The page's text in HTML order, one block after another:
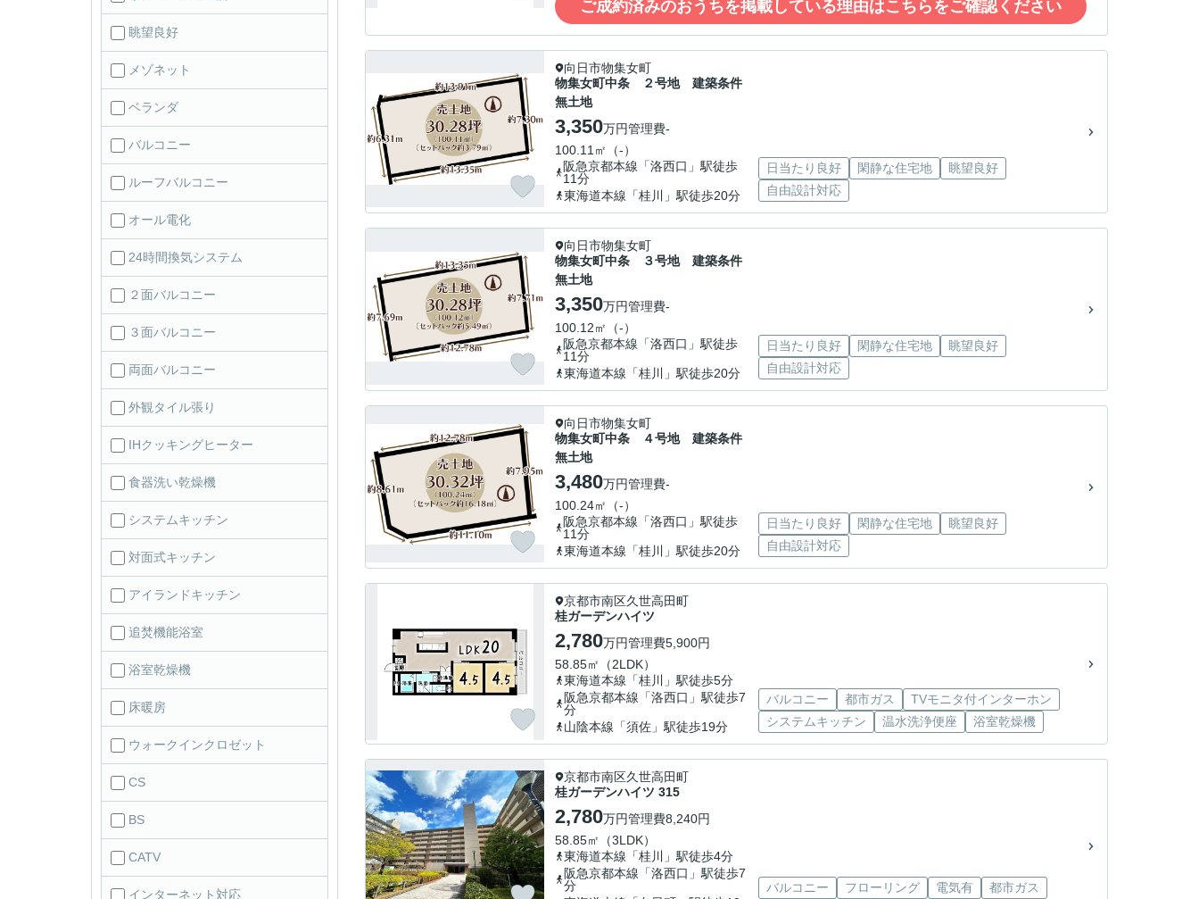
ご成約済みのおうちを掲載している理由はこちらをご確認ください
向日市物集女町
物集女町中条 ２号地 建築条件
無土地
3,350万円管理費-
100.11㎡（-）
阪急京都本線「洛西口」駅徒歩
11分
東海道本線「桂川」駅徒歩20分
日当たり良好 閑静な住宅地
眺望良好
自由設計対応
向日市物集女町
物集女町中条 ３号地 建築条件
無土地
3,350万円管理費-
100.12㎡（-）
阪急京都本線「洛西口」駅徒歩
11分
東海道本線「桂川」駅徒歩20分
日当たり良好 閑静な住宅地
眺望良好
自由設計対応
向日市物集女町
物集女町中条 ４号地 建築条件
無土地
3,480万円管理費-
100.24㎡（-）
阪急京都本線「洛西口」駅徒歩
11分
東海道本線「桂川」駅徒歩20分
日当たり良好 閑静な住宅地
眺望良好
自由設計対応
京都市南区久世高田町
桂ガーデンハイツ
2,780万円管理費5,900円
58.85㎡（2LDK）
東海道本線「桂川」駅徒歩5分
阪急京都本線「洛西口」駅徒歩7
分
山陰本線「須佐」駅徒歩19分
バルコニー 都市ガス
TVモニタ付インターホン
システムキッチン
温水洗浄便座 浴室乾燥機
京都市南区久世高田町
桂ガーデンハイツ 315
2,780万円管理費8,240円
58.85㎡（3LDK）
東海道本線「桂川」駅徒歩4分
阪急京都本線「洛西口」駅徒歩7
分
バルコニー フローリング 電気有
都市ガス
眺望良好
メゾネット
ベランダ
バルコニー
ルーフバルコニー
オール電化
24時間換気システム
２面バルコニー
３面バルコニー
両面バルコニー
外観タイル張り
IHクッキングヒーター
食器洗い乾燥機
システムキッチン
対面式キッチン
アイランドキッチン
追焚機能浴室
浴室乾燥機
床暖房
ウォークインクロゼット
CS
BS
CATV
インターネット対応